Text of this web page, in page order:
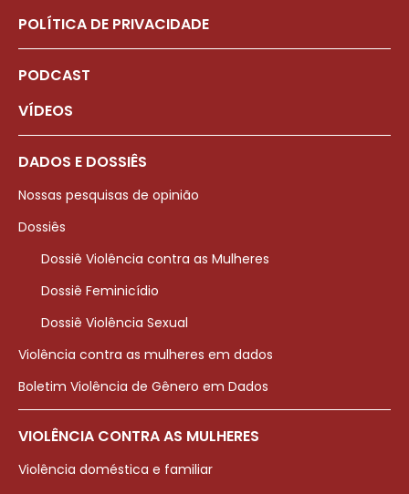
POLÍTICA DE PRIVACIDADE
PODCAST
VÍDEOS
DADOS E DOSSIÊS
Nossas pesquisas de opinião
Dossiês
Dossiê Violência contra as Mulheres
Dossiê Feminicídio
Dossiê Violência Sexual
Violência contra as mulheres em dados
Boletim Violência de Gênero em Dados
VIOLÊNCIA CONTRA AS MULHERES
Violência doméstica e familiar